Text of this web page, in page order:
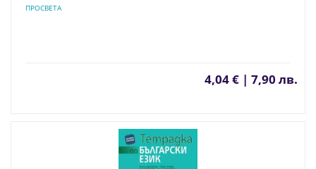
ПРОСВЕТА
4,04 € | 7,90 лв.